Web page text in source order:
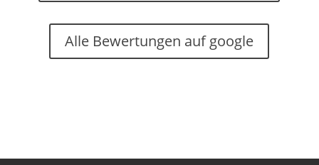
Alle Bewertungen auf google